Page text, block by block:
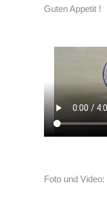
Guten Appetit !
Foto und